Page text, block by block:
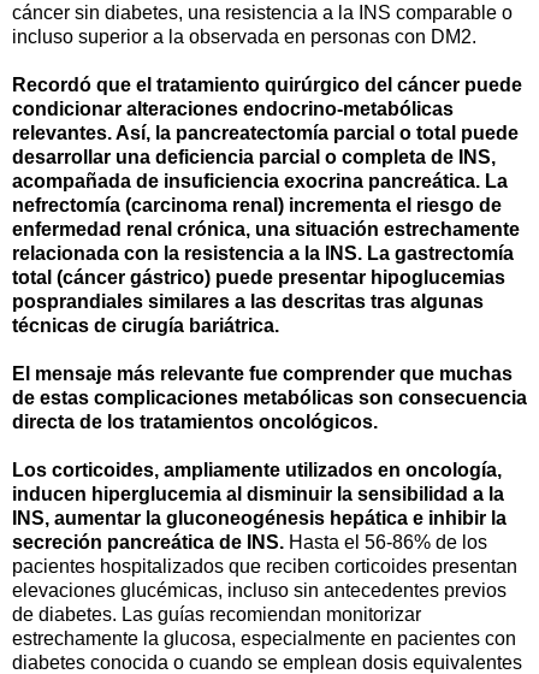
cáncer sin diabetes, una resistencia a la INS comparable o
incluso superior a la observada en personas con DM2.
Recordó que el tratamiento quirúrgico del cáncer puede
condicionar alteraciones endocrino-metabólicas
relevantes. Así, la pancreatectomía parcial o total puede
desarrollar una deficiencia parcial o completa de INS,
acompañada de insuficiencia exocrina pancreática. La
nefrectomía (carcinoma renal) incrementa el riesgo de
enfermedad renal crónica, una situación estrechamente
relacionada con la resistencia a la INS. La gastrectomía
total (cáncer gástrico) puede presentar hipoglucemias
posprandiales similares a las descritas tras algunas
técnicas de cirugía bariátrica.
El mensaje más relevante fue comprender que muchas
de estas complicaciones metabólicas son consecuencia
directa de los tratamientos oncológicos.
Los corticoides, ampliamente utilizados en oncología,
inducen hiperglucemia al disminuir la sensibilidad a la
INS, aumentar la gluconeogénesis hepática e inhibir la
secreción pancreática de INS. Hasta el 56-86% de los
pacientes hospitalizados que reciben corticoides presentan
elevaciones glucémicas, incluso sin antecedentes previos
de diabetes. Las guías recomiendan monitorizar
estrechamente la glucosa, especialmente en pacientes con
diabetes conocida o cuando se emplean dosis equivalentes